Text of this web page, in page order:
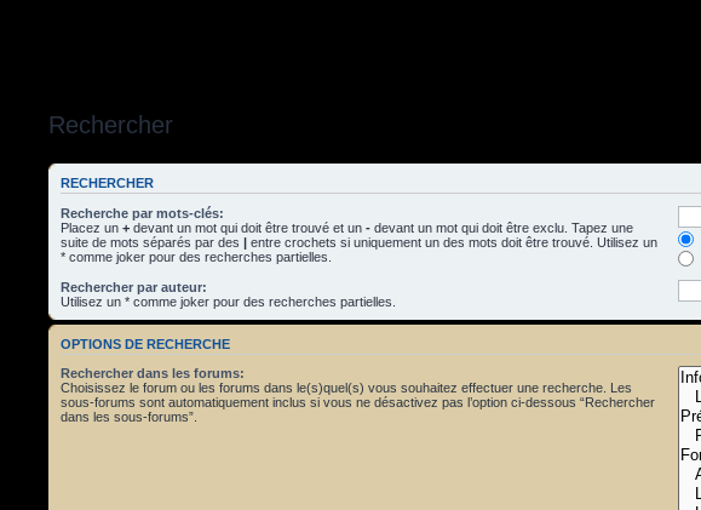
Rechercher
RECHERCHER
Recherche par mots-clés:
Placez un + devant un mot qui doit être trouvé et un - devant un mot qui doit être exclu. Tapez une
suite de mots séparés par des | entre crochets si uniquement un des mots doit être trouvé. Utilisez un
* comme joker pour des recherches partielles.
Rechercher par auteur:
Utilisez un * comme joker pour des recherches partielles.
OPTIONS DE RECHERCHE
Rechercher dans les forums:
Choisissez le forum ou les forums dans le(s)quel(s) vous souhaitez effectuer une recherche. Les
sous-forums sont automatiquement inclus si vous ne désactivez pas l’option ci-dessous “Rechercher
dans les sous-forums”.